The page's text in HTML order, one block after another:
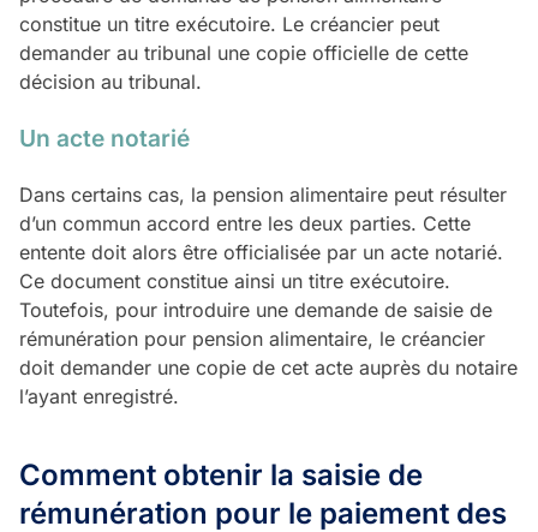
constitue un titre exécutoire. Le créancier peut
demander au tribunal une copie officielle de cette
décision au tribunal.
Un acte notarié
Dans certains cas, la pension alimentaire peut résulter
d’un commun accord entre les deux parties. Cette
entente doit alors être officialisée par un acte notarié.
Ce document constitue ainsi un titre exécutoire.
Toutefois, pour introduire une demande de saisie de
rémunération pour pension alimentaire, le créancier
doit demander une copie de cet acte auprès du notaire
l’ayant enregistré.
Comment obtenir la saisie de
rémunération pour le paiement des